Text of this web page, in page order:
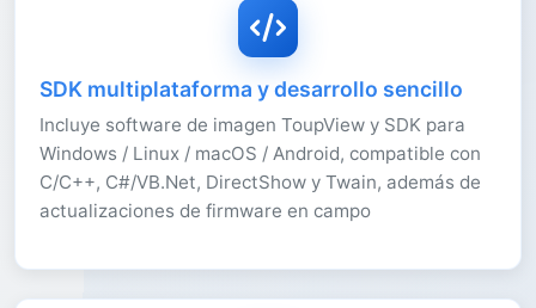
SDK multiplataforma y desarrollo sencillo
Incluye software de imagen ToupView y SDK para
Windows / Linux / macOS / Android, compatible con
C/C++, C#/VB.Net, DirectShow y Twain, además de
actualizaciones de firmware en campo